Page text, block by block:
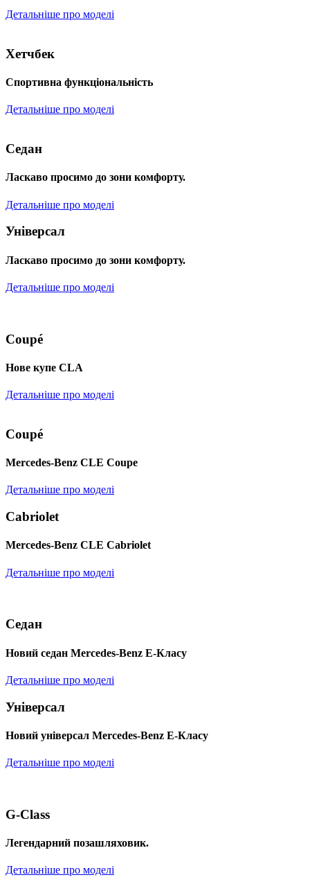
Детальніше про моделі
Хетчбек
Спортивна функціональність
Детальніше про моделі
Седан
Ласкаво просимо до зони комфорту.
Детальніше про моделі
Універсал
Ласкаво просимо до зони комфорту.
Детальніше про моделі
Coupé
Нове купе CLA
Детальніше про моделі
Coupé
Mercedes-Benz CLE Coupe
Детальніше про моделі
Cabriolet
Mercedes-Benz CLE Cabriolet
Детальніше про моделі
Седан
Новий седан Mercedes-Benz Е-Класу
Детальніше про моделі
Універсал
Новий універсал Mercedes-Benz E-Класу
Детальніше про моделі
G-Class
Легендарний позашляховик.
Детальніше про моделі